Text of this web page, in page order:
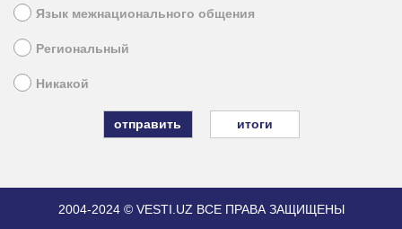
Язык межнационального общения
Региональный
Никакой
итоги
2004-2024 © VESTI.UZ ВСЕ ПРАВА ЗАЩИЩЕНЫ